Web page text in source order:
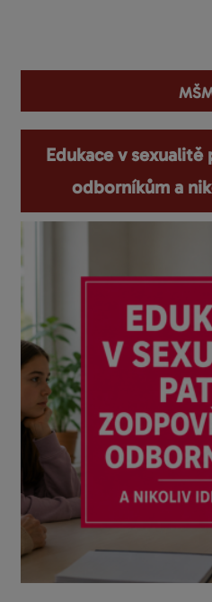
Edukace v
odborníkům a